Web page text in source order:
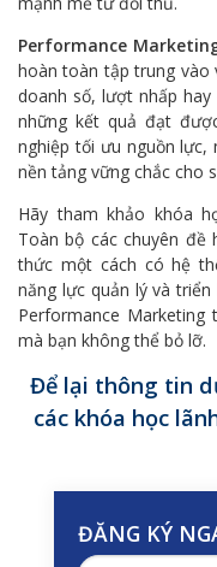
Performance
hoàn toàn tập trung
doanh số, lượt nhấp
những kết quả đạt
nghiệp tối ưu nguồn
nền tảng vững chắc cho
Hãy tham khảo khóa
Toàn bộ các chuyên đề
thức một cách có hệ
năng lực quản lý và
Performance
mà bạn không thể bỏ lỡ.
Để lại thông tin
các khóa học
ĐĂNG KÝ